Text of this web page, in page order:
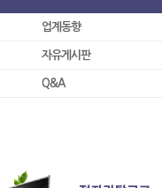
업계동향
자유게시판
Q&A